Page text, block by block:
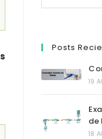
Posts
19
de
18